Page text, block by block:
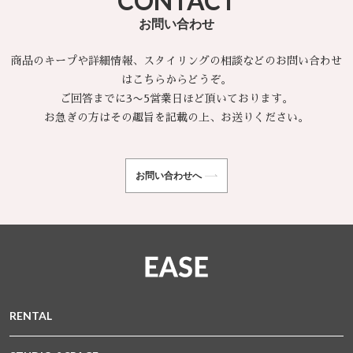
お問い合わせ
商品のキープや詳細情報、スタイリングの相談などのお問い合わせ
はこちらからどうぞ。
ご回答までに3〜5営業日ほど頂いております。
お急ぎの方はその趣旨を記載の上、お送りください。
お問い合わせへ
RENTAL